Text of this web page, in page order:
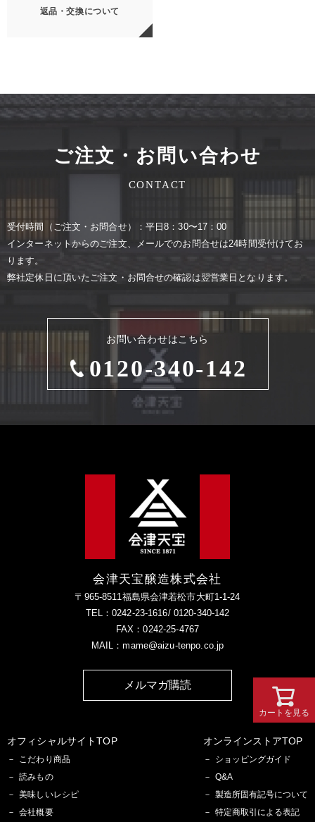
返品・交換について
ご注文・お問い合わせ
CONTACT
お問い合わせはこちら
0120-340-142
受付時間（ご注⽂・お問合せ）：平⽇8：30〜17：00
インターネットからのご注⽂、メールでのお問合せは24時間受付けてお
ります。
弊社定休⽇に頂いたご注⽂・お問合せの確認は翌営業⽇となります。
会津天宝醸造株式会社
〒965-8511福島県会津若松市大町1-1-24
TEL：0242-23-1616/ 0120-340-142
FAX：0242-25-4767
MAIL：mame@aizu-tenpo.co.jp
メルマガ購読
オフィシャルサイトTOP
こだわり商品
読みもの
美味しいレシピ
会社概要
オンラインストアTOP
ショッピングガイド
Q&A
製造所固有記号について
特定商取引による表記
カートを見る